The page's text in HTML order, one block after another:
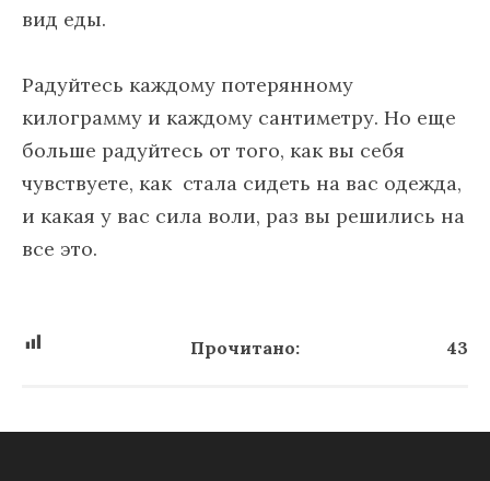
вид еды.
Радуйтесь каждому потерянному
килограмму и каждому сантиметру. Но еще
больше радуйтесь от того, как вы себя
чувствуете, как стала сидеть на вас одежда,
и какая у вас сила воли, раз вы решились на
все это.
Прочитано: 43